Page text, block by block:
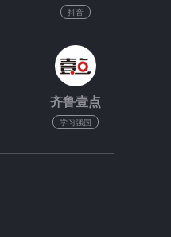
抖音
齐鲁壹点
学习强国